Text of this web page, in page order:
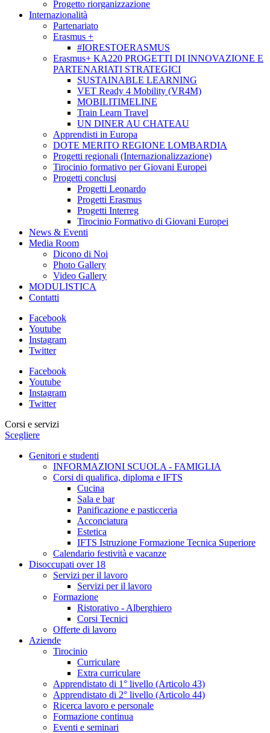
Progetto riorganizzazione
Internazionalità
Partenariato
Erasmus +
#IORESTOERASMUS
Erasmus+ KA220 PROGETTI DI INNOVAZIONE E
PARTENARIATI STRATEGICI
SUSTAINABLE LEARNING
VET Ready 4 Mobility (VR4M)
MOBILITIMELINE
Train Learn Travel
UN DINER AU CHATEAU
Apprendisti in Europa
DOTE MERITO REGIONE LOMBARDIA
Progetti regionali (Internazionalizzazione)
Tirocinio formativo per Giovani Europei
Progetti conclusi
Progetti Leonardo
Progetti Erasmus
Progetti Interreg
Tirocinio Formativo di Giovani Europei
News & Eventi
Media Room
Dicono di Noi
Photo Gallery
Video Gallery
MODULISTICA
Contatti
Facebook
Youtube
Instagram
Twitter
Facebook
Youtube
Instagram
Twitter
Corsi e servizi
Scegliere
Genitori e studenti
INFORMAZIONI SCUOLA - FAMIGLIA
Corsi di qualifica, diploma e IFTS
Cucina
Sala e bar
Panificazione e pasticceria
Acconciatura
Estetica
IFTS Istruzione Formazione Tecnica Superiore
Calendario festività e vacanze
Disoccupati over 18
Servizi per il lavoro
Servizi per il lavoro
Formazione
Ristorativo - Alberghiero
Corsi Tecnici
Offerte di lavoro
Aziende
Tirocinio
Curriculare
Extra curriculare
Apprendistato di 1° livello (Articolo 43)
Apprendistato di 2° livello (Articolo 44)
Ricerca lavoro e personale
Formazione continua
Eventi e seminari